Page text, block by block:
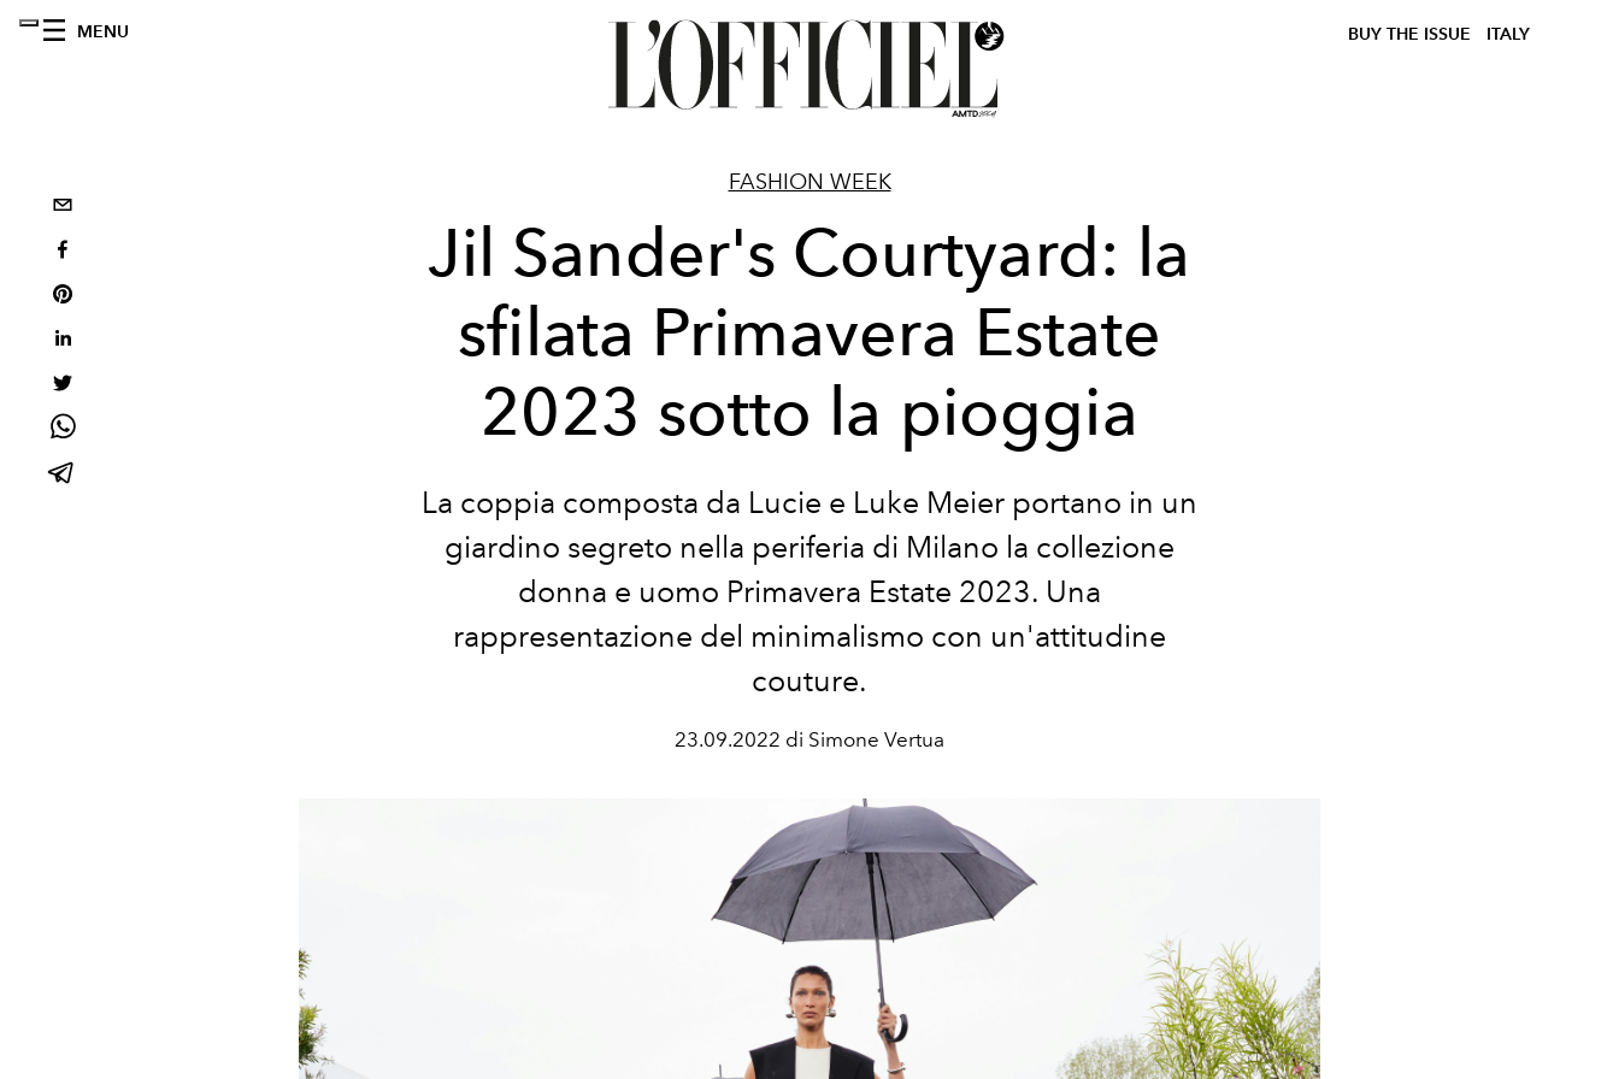
MENU BUY THE ISSUE ITALY
FASHION WEEK
Jil Sander's Courtyard: la
sfilata Primavera Estate
2023 sotto la pioggia
La coppia composta da Lucie e Luke Meier portano in un
giardino segreto nella periferia di Milano la collezione
donna e uomo Primavera Estate 2023. Una
rappresentazione del minimalismo con un'attitudine
couture.
23.09.2022 di Simone Vertua